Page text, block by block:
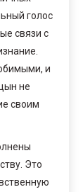
голос
связи с
и
не
своим
Это